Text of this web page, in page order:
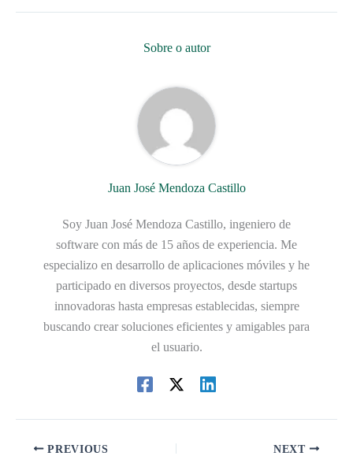
Sobre o autor
Juan José Mendoza Castillo
Soy Juan José Mendoza Castillo, ingeniero de
software con más de 15 años de experiencia. Me
especializo en desarrollo de aplicaciones móviles y he
participado en diversos proyectos, desde startups
innovadoras hasta empresas establecidas, siempre
buscando crear soluciones eficientes y amigables para
el usuario.
PREVIOUS NEXT